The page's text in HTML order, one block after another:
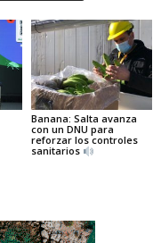
Banana: Salta avanza
con un DNU para
reforzar los controles
sanitarios